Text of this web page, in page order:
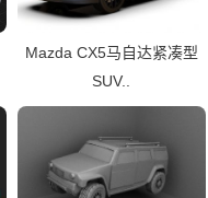
Mazda CX5马自达紧凑型
SUV..